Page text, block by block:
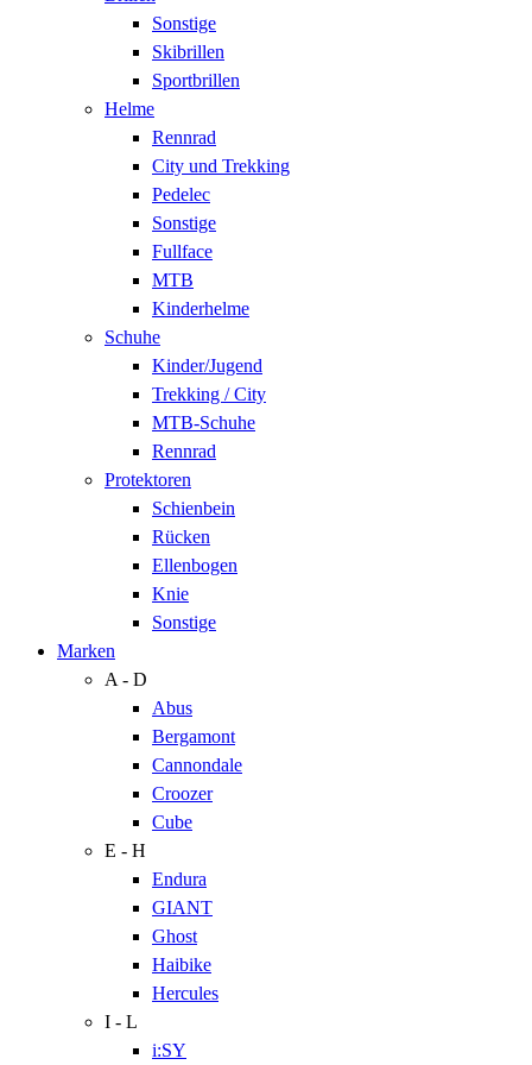
Sonstige
Skibrillen
Sportbrillen
Helme
Rennrad
City und Trekking
Pedelec
Sonstige
Fullface
MTB
Kinderhelme
Schuhe
Kinder/Jugend
Trekking / City
MTB-Schuhe
Rennrad
Protektoren
Schienbein
Rücken
Ellenbogen
Knie
Sonstige
Marken
A - D
Abus
Bergamont
Cannondale
Croozer
Cube
E - H
Endura
GIANT
Ghost
Haibike
Hercules
I - L
i:SY